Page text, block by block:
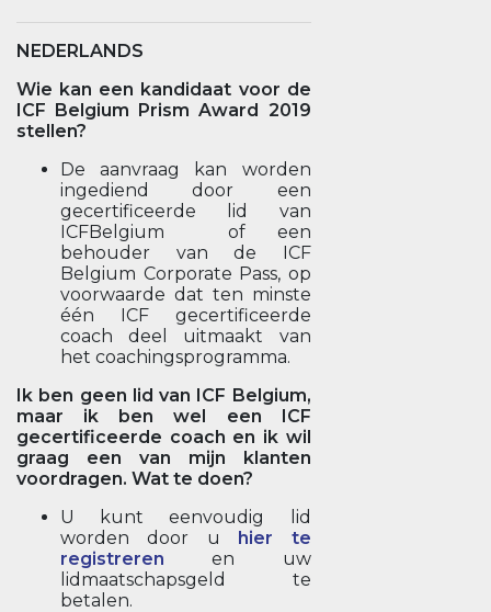
NEDERLANDS
Wie kan een kandidaat voor de
ICF Belgium Prism Award 2019
stellen?
De aanvraag kan worden
ingediend door een
gecertificeerde lid van
ICFBelgium of een
behouder van de ICF
Belgium Corporate Pass, op
voorwaarde dat ten minste
één ICF gecertificeerde
coach deel uitmaakt van
het coachingsprogramma.
Ik ben geen lid van ICF Belgium,
maar ik ben wel een ICF
gecertificeerde coach en ik wil
graag een van mijn klanten
voordragen. Wat te doen?
U kunt eenvoudig lid
worden door u hier te
registreren en uw
lidmaatschapsgeld te
betalen.